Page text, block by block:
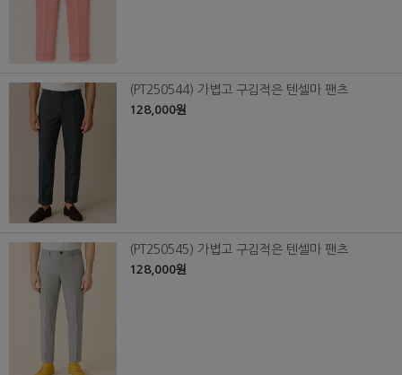
(PT250544) 가볍고 구김적은 텐셀마 팬츠
128,000원
(PT250545) 가볍고 구김적은 텐셀마 팬츠
128,000원